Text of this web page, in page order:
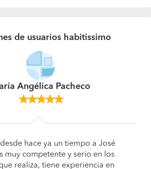
de usuarios habitissimo
Angélica Pacheco
hace ya un tiempo a José
muy competente y serio en los
realiza, tiene experiencia en